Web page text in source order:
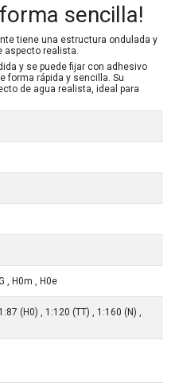
sencilla!
tiene una estructura ondulada y
aspecto realista.
y se puede fijar con adhesivo
forma rápida y sencilla. Su
de agua realista, ideal para
, H0m , H0e
, 1:87 (H0) , 1:120 (TT) , 1:160 (N)